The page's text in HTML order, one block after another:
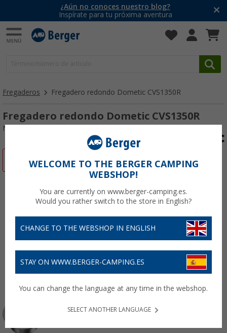
¿Aún no conoces nuestro blog?
Inspírate para tu próxima aventura
Fregaderos Fregadero redondo Dometic CVS1350R
Fregadero redondo Dometic CVS1350R
Nº de artículo 663854
-53%WELCOME TO THE BERGER CAMPING
WEBSHOP!
You are currently on www.berger-camping.es.
Would you rather switch to the store in English?
CHANGE TO THE WEBSHOP IN ENGLISH
STAY ON WWW.BERGER-CAMPING.ES
You can change the language at any time in the webshop.
SELECT ANOTHER LANGUAGE